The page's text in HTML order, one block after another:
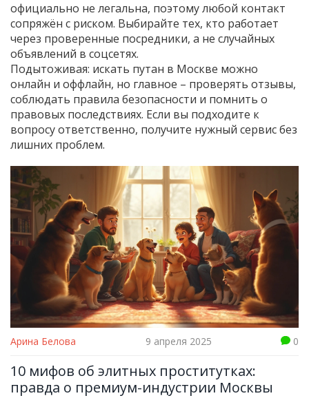
официально не легальна, поэтому любой контакт
сопряжён с риском. Выбирайте тех, кто работает
через проверенные посредники, а не случайных
объявлений в соцсетях.
Подытоживая: искать путан в Москве можно
онлайн и оффлайн, но главное – проверять отзывы,
соблюдать правила безопасности и помнить о
правовых последствиях. Если вы подходите к
вопросу ответственно, получите нужный сервис без
лишних проблем.
Арина Белова 9 апреля 2025 0
10 мифов об элитных проститутках:
правда о премиум-индустрии Москвы